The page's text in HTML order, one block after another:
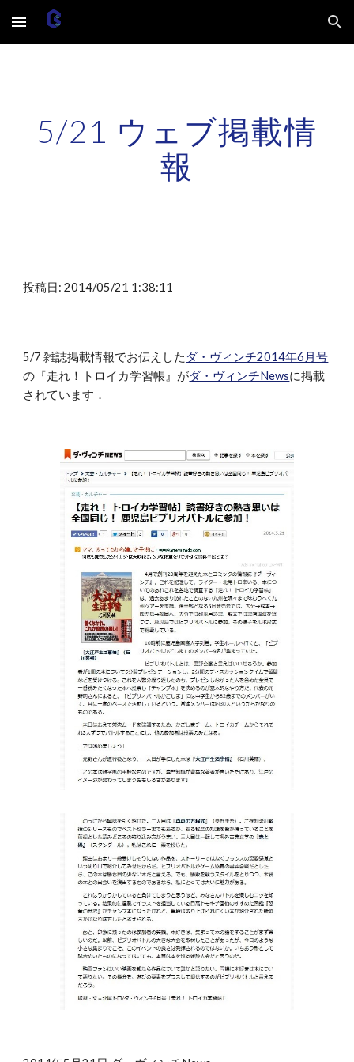
Skip to main content Skip to navigation
5/21 ウェブ掲載情
報
投稿日: 2014/05/21 1:38:11
5/7 雑誌掲載情報でお伝えした ダ・ヴィンチ2014年6月号
の『走れ！トロイカ学習帳』がダ・ヴィンチNewsに掲載
されています．